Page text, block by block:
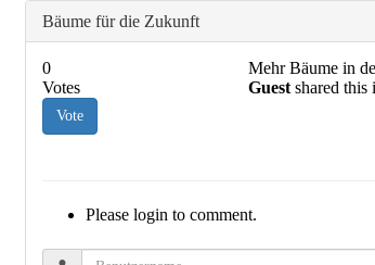
Bäume für die Zukunft
0
Votes
Vote
Mehr Bäume in
Guest shared
Please login to comment.